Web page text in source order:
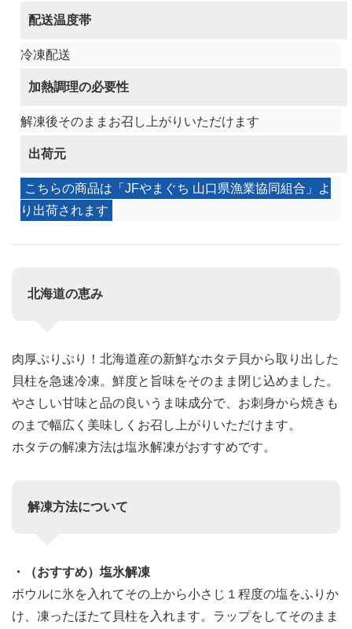
配送温度帯
冷凍配送
加熱調理の必要性
解凍後そのままお召し上がりいただけます
出荷元
こちらの商品は「JFやまぐち 山口県漁業協同組合」よ
り出荷されます
北海道の恵み
肉厚ぷりぷり！北海道産の新鮮なホタテ貝から取り出した
貝柱を急速冷凍。鮮度と旨味をそのまま閉じ込めました。
やさしい甘味と品の良いうま味成分で、お刺身から焼きも
のまで幅広く美味しくお召し上がりいただけます。
ホタテの解凍方法は塩氷解凍がおすすめです。
解凍方法について
・（おすすめ）塩氷解凍
ボウルに氷を入れてその上から小さじ１程度の塩をふりか
け、凍ったほたて貝柱を入れます。ラップをしてそのまま